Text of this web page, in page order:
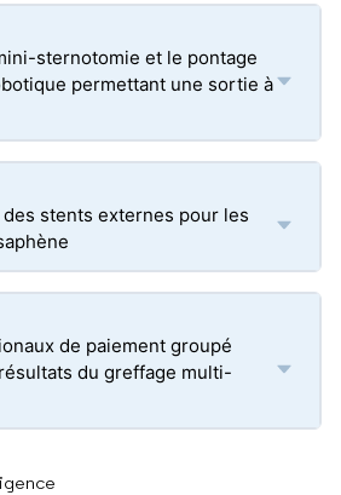
sternotomie et le pontage
permettant une sortie à
stents externes pour les
de paiement groupé
du greffage multi-